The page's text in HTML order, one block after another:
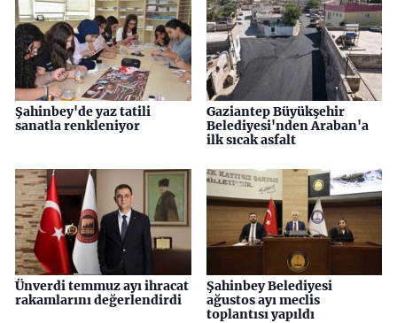
Şahinbey'de yaz tatili
sanatla renkleniyor
Gaziantep Büyükşehir
Belediyesi'nden Araban'a
ilk sıcak asfalt
Ünverdi temmuz ayı ihracat
rakamlarını değerlendirdi
Şahinbey Belediyesi
ağustos ayı meclis
toplantısı yapıldı